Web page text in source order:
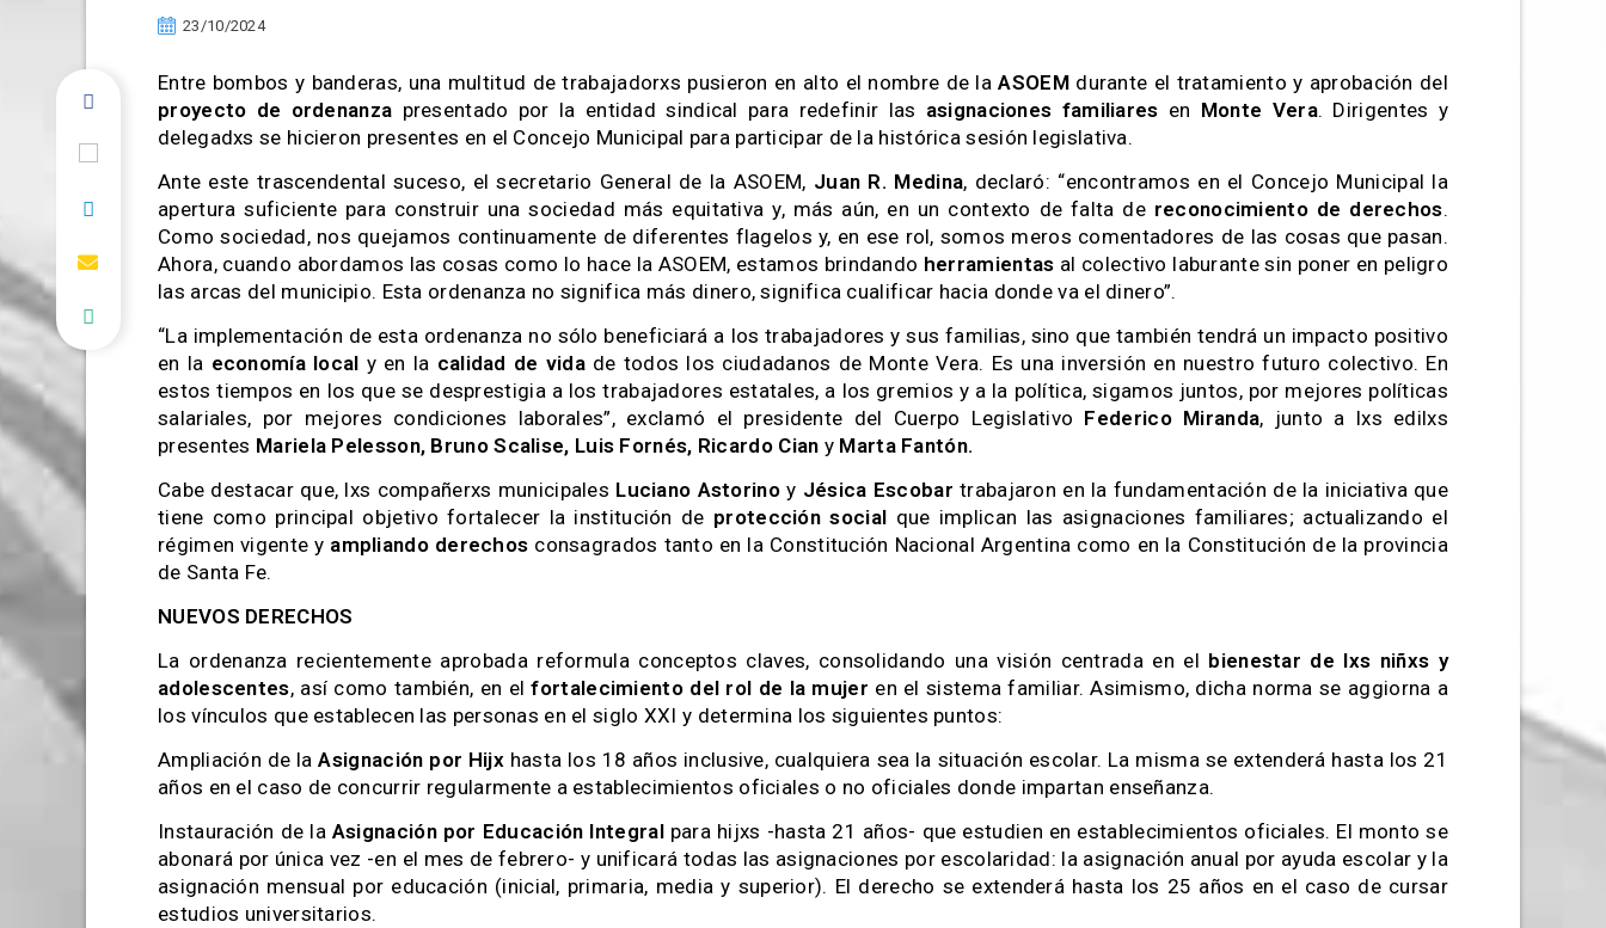
23/10/2024
Entre bombos y banderas, una multitud de trabajadorxs pusieron en alto el nombre de laASOEMdurante el tratamiento y aprobación del
proyecto de ordenanza presentado por la entidad sindical para redefinir las asignaciones familiares en Monte Vera. Dirigentes y
delegadxs se hicieron presentes en el Concejo Municipal para participar de la histórica sesión legislativa.
Ante este trascendental suceso, el secretario General de la ASOEM, Juan R. Medina, declaró: “encontramos en el Concejo Municipal la
apertura suficiente para construir una sociedad más equitativa y, más aún, en un contexto de falta de reconocimiento de derechos.
Como sociedad, nos quejamos continuamente de diferentes flagelos y, en ese rol, somos meros comentadores de las cosas que pasan.
Ahora, cuando abordamos las cosas como lo hace la ASOEM, estamos brindando herramientas al colectivo laburante sin poner en peligro
las arcas del municipio. Esta ordenanza no significa más dinero, significa cualificar hacia donde va el dinero”.
“La implementación de esta ordenanza no sólo beneficiará a los trabajadores y sus familias, sino que también tendrá un impacto positivo
en la economía local y en la calidad de vidade todos los ciudadanos de Monte Vera. Es una inversión en nuestro futuro colectivo. En
estos tiempos en los que se desprestigia a los trabajadores estatales, a los gremios y a la política, sigamos juntos, por mejores políticas
salariales, por mejores condiciones laborales”, exclamó el presidente del Cuerpo Legislativo Federico Miranda, junto a lxs edilxs
presentes Mariela Pelesson, Bruno Scalise, Luis Fornés, Ricardo Cian y Marta Fantón.
Cabe destacar que, lxs compañerxs municipales Luciano Astorinoy Jésica Escobar trabajaron en la fundamentación de la iniciativa que
tiene como principal objetivo fortalecer la institución de protección social que implican las asignaciones familiares; actualizando el
régimen vigente y ampliando derechos consagrados tanto en la Constitución Nacional Argentina como en la Constitución de la provincia
de Santa Fe.
NUEVOS DERECHOS
La ordenanza recientemente aprobada reformula conceptos claves, consolidando una visión centrada en el bienestar de lxs niñxs y
adolescentes, así como también, en el fortalecimiento del rol de la mujer en el sistema familiar. Asimismo, dicha norma se aggiorna a
los vínculos que establecen las personas en el siglo XXI y determina los siguientes puntos:
Ampliación de laAsignación por Hijx hasta los 18 años inclusive, cualquiera sea la situación escolar. La misma se extenderá hasta los 21
años en el caso de concurrir regularmente a establecimientos oficiales o no oficiales donde impartan enseñanza.
Instauración de la Asignación por Educación Integralpara hijxs -hasta 21 años- que estudien en establecimientos oficiales. El monto se
abonará por única vez -en el mes de febrero- y unificará todas las asignaciones por escolaridad: la asignación anual por ayuda escolar y la
asignación mensual por educación (inicial, primaria, media y superior). El derecho se extenderá hasta los 25 años en el caso de cursar
estudios universitarios.